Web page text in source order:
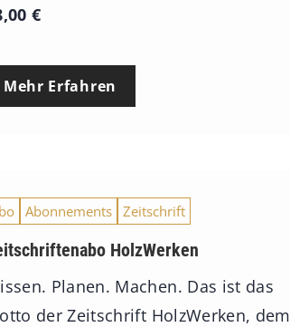
€
Mehr Erfahren
Abonnements Zeitschrift
HolzWerken
Planen. Machen. Das ist das
der Zeitschrift HolzWerken, dem